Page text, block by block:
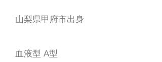
山梨県甲府市出身
血液型 A型